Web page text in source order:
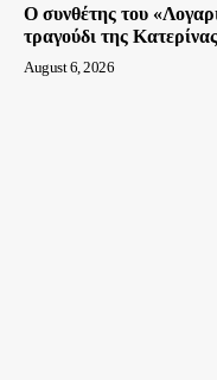
Ο συνθέτης του
τραγούδι της
August 6, 2026